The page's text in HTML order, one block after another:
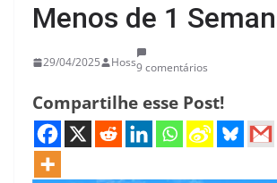
Menos de 1
29/04/2025 Hoss9 comentários
Compartilhe esse Post!